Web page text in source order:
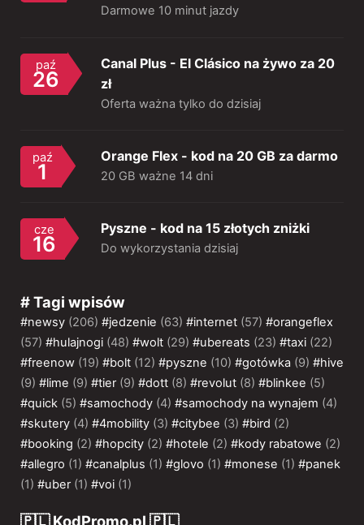
Darmowe 10 minut jazdy
paź
26
Canal Plus - El Clásico na żywo za 20
zł
Oferta ważna tylko do dzisiaj
paź
1
Orange Flex - kod na 20 GB za darmo
20 GB ważne 14 dni
cze
16
Pyszne - kod na 15 złotych zniżki
Do wykorzystania dzisiaj
# Tagi wpisów
#newsy (206) #jedzenie (63) #internet (57) #orangeflex
(57) #hulajnogi (48) #wolt (29) #ubereats (23) #taxi (22)
#freenow (19) #bolt (12) #pyszne (10) #gotówka (9) #hive
(9) #lime (9) #tier (9) #dott (8) #revolut (8) #blinkee (5)
#quick (5) #samochody (4) #samochody na wynajem (4)
#skutery (4) #4mobility (3) #citybee (3) #bird (2)
#booking (2) #hopcity (2) #hotele (2) #kody rabatowe (2)
#allegro (1) #canalplus (1) #glovo (1) #monese (1) #panek
(1) #uber (1) #voi (1)
🇵🇱 KodPromo.pl 🇵🇱